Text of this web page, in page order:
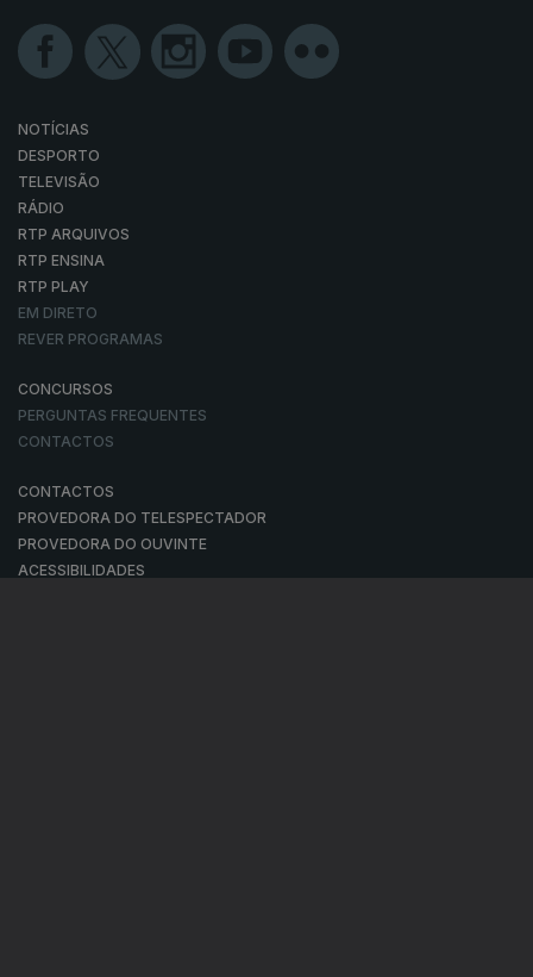
NOTÍCIAS
DESPORTO
TELEVISÃO
RÁDIO
RTP ARQUIVOS
RTP ENSINA
RTP PLAY
EM DIRETO
REVER PROGRAMAS
CONCURSOS
PERGUNTAS FREQUENTES
CONTACTOS
CONTACTOS
PROVEDORA DO TELESPECTADOR
PROVEDORA DO OUVINTE
ACESSIBILIDADES